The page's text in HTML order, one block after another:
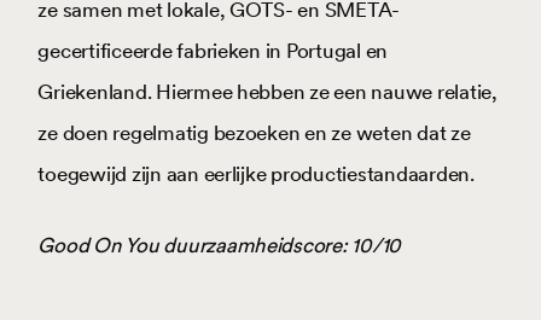
ze samen met lokale, GOTS- en SMETA-
gecertificeerde fabrieken in Portugal en
Griekenland. Hiermee hebben ze een nauwe relatie,
ze doen regelmatig bezoeken en ze weten dat ze
toegewijd zijn aan eerlijke productiestandaarden.
Good On You duurzaamheidscore: 10/10